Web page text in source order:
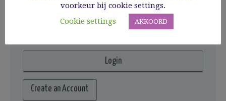
REMEMBER ME
Create an Account
voorkeur bij cookie settings.
Cookie settings
AKKOORD